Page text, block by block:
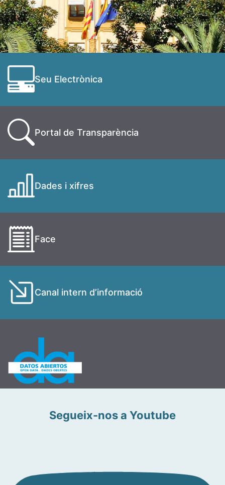
Seu Electrònica
Portal de Transparència
Dades i xifres
Face
Canal intern d’informació
Segueix-nos a Youtube